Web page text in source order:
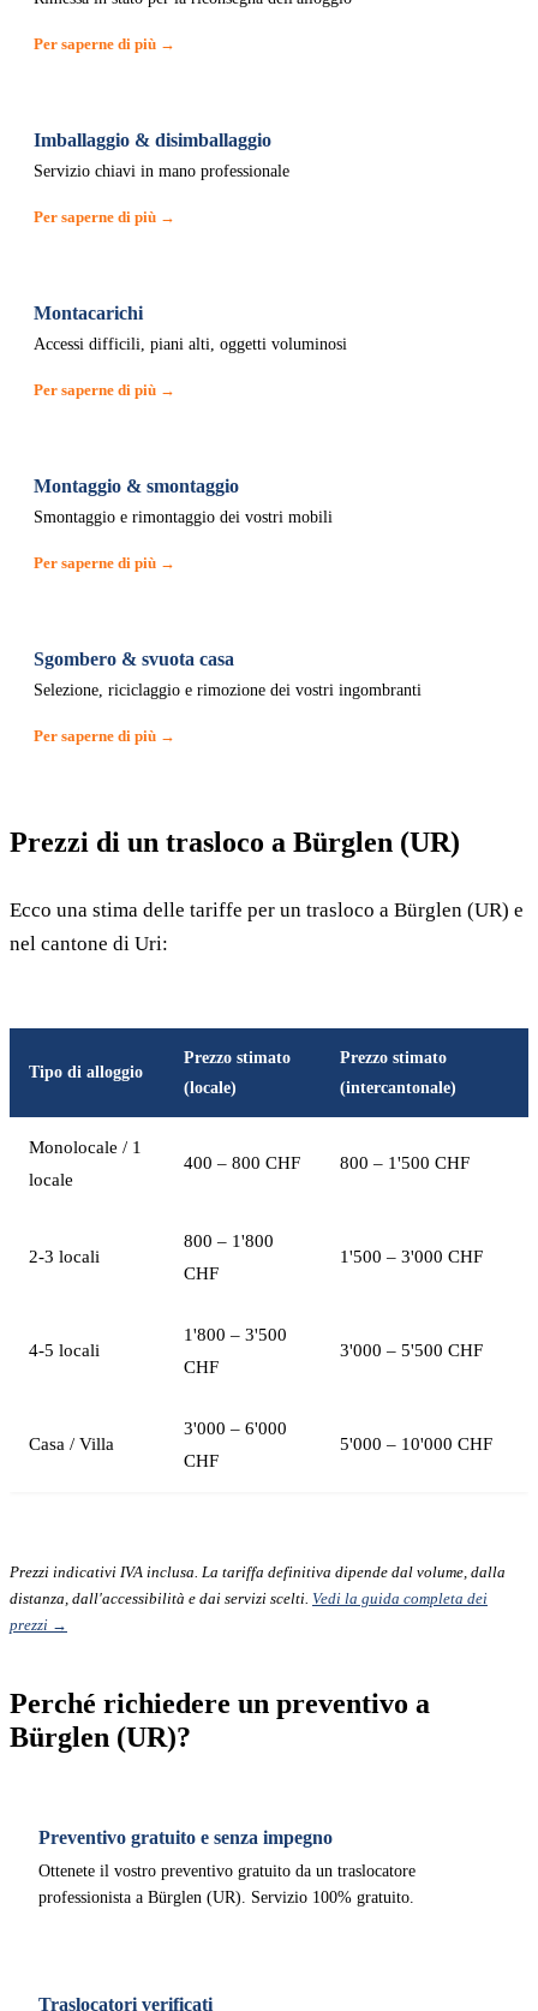
Per saperne di più →
Imballaggio & disimballaggio
Servizio chiavi in mano professionale
Per saperne di più →
Montacarichi
Accessi difficili, piani alti, oggetti voluminosi
Per saperne di più →
Montaggio & smontaggio
Smontaggio e rimontaggio dei vostri mobili
Per saperne di più →
Sgombero & svuota casa
Selezione, riciclaggio e rimozione dei vostri ingombranti
Per saperne di più →
Prezzi di un trasloco a Bürglen (UR)
Ecco una stima delle tariffe per un trasloco a Bürglen (UR) e
nel cantone di Uri:
Tipo di alloggio
Prezzo stimato
(locale)
Prezzo stimato
(intercantonale)
Monolocale / 1
locale
400 – 800 CHF 800 – 1'500 CHF
2-3 locali
800 – 1'800
CHF
1'500 – 3'000 CHF
4-5 locali
1'800 – 3'500
CHF
3'000 – 5'500 CHF
Casa / Villa
3'000 – 6'000
CHF
5'000 – 10'000 CHF
Prezzi indicativi IVA inclusa. La tariffa definitiva dipende dal volume, dalla
distanza, dall'accessibilità e dai servizi scelti. Vedi la guida completa dei
prezzi →
Perché richiedere un preventivo a
Bürglen (UR)?
Preventivo gratuito e senza impegno
Ottenete il vostro preventivo gratuito da un traslocatore
professionista a Bürglen (UR). Servizio 100% gratuito.
Traslocatori verificati